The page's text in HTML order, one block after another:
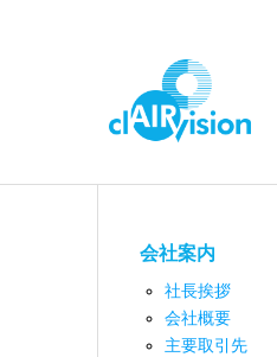
会社案内
社長挨拶
会社概要
主要取引先